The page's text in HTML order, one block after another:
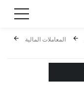
المعاملات المالية